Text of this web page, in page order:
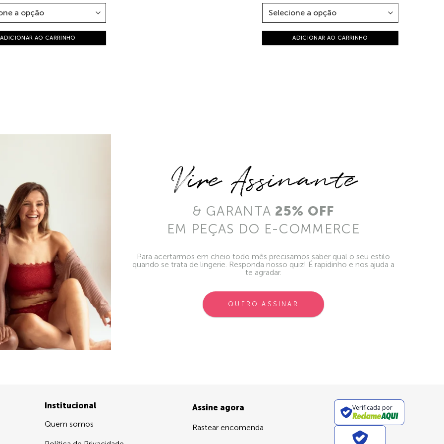
ADICIONAR AO CARRINHO ADICIONAR AO CARRINHO
Vire Assinante
& GARANTA 25% OFF
EM PEÇAS DO E-COMMERCE
Para acertarmos em cheio todo mês precisamos saber qual o seu estilo
quando se trata de lingerie. Responda nosso quiz! É rapidinho e nos ajuda a
te agradar.
QUERO ASSINAR
Institucional
Quem somos
Assine agora
Rastear encomenda
Verificada por